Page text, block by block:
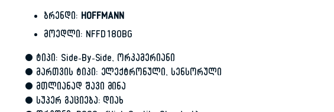
ბრენდი: HOFFMANN
მოედლი: NFFD180BG
• ტიპი: Side-By-Side, ორკამერიანი
• მართვის ტიპი: ელექტრონული, სენსორული
• მთლიანად შავი მინა
• სუპერ გაციება: დიახ